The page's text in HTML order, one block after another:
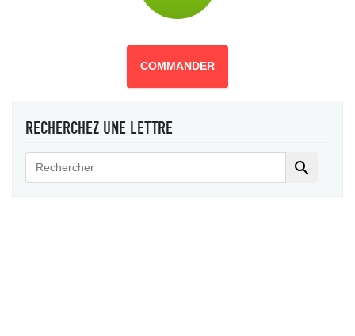
COMMANDER
RECHERCHEZ UNE LETTRE
